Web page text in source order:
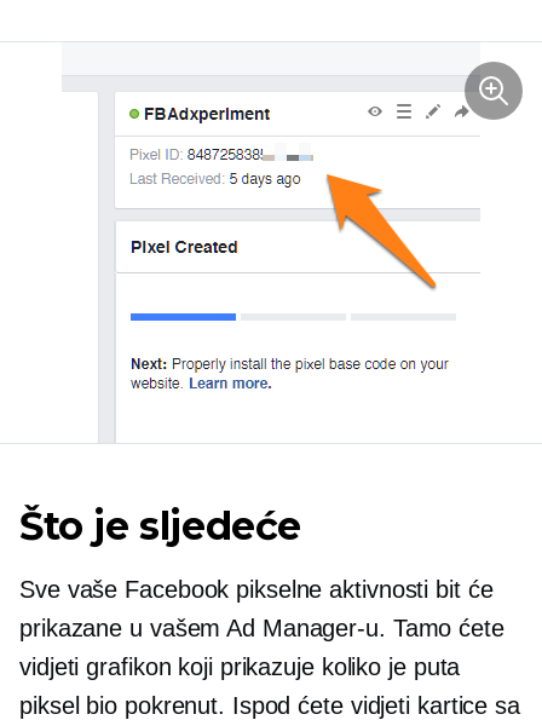
Što je sljedeće
Sve vaše Facebook pikselne aktivnosti bit će
prikazane u vašem Ad Manager-u. Tamo ćete
vidjeti grafikon koji prikazuje koliko je puta
piksel bio pokrenut. Ispod ćete vidjeti kartice sa